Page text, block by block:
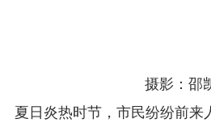
摄影：邵
夏日炎热时节，市民纷纷前来